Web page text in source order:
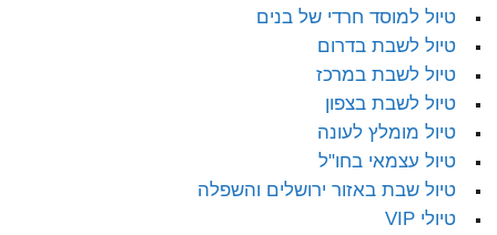
טיול למוסד חרדי של בנים
טיול לשבת בדרום
טיול לשבת במרכז
טיול לשבת בצפון
טיול מומלץ לעונה
טיול עצמאי בחו"ל
טיול שבת באזור ירושלים והשפלה
טיולי VIP